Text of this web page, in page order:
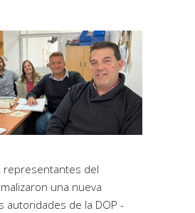
representantes del
una nueva
autoridades de la DOP -